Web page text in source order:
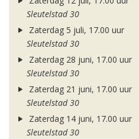
Sleutelstad 30
Zaterdag 5 juli, 17.00 uur
Sleutelstad 30
Zaterdag 28 juni, 17.00 uur
Sleutelstad 30
Zaterdag 21 juni, 17.00 uur
Sleutelstad 30
Zaterdag 14 juni, 17.00 uur
Sleutelstad 30